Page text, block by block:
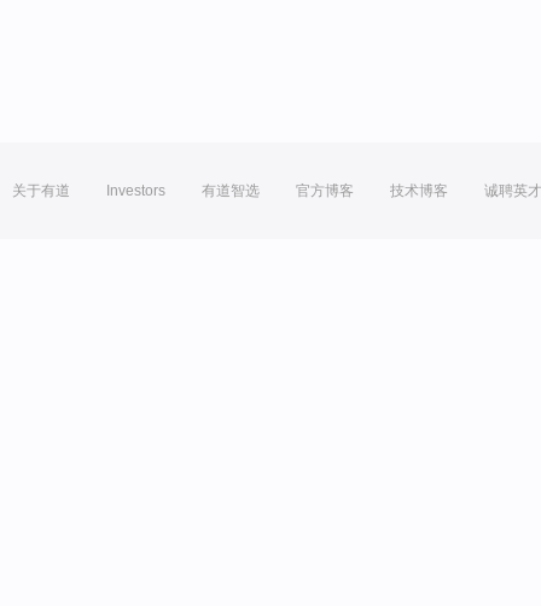
关于有道 Investors 有道智选 官方博客 技术博客 诚聘英才